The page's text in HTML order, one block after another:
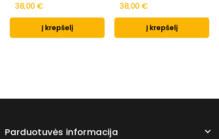
38,00 €
Į krepšelį
38,00 €
Į krepšelį
Parduotuvės informacija 